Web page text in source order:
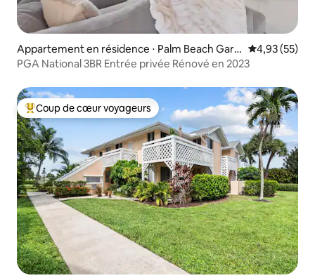
Appartement en résidence ⋅ Palm Beach Gard
ens
Évaluation
4,93 (55)
PGA National 3BR Entrée privée Rénové en 2023
Coups de cœur voyageurs les plus appréciés
Coup de cœur voyageurs